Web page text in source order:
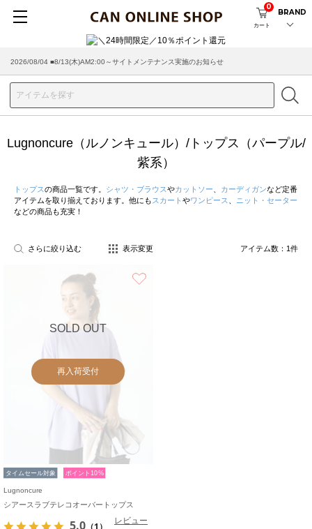
カート
0
BRAND
2026/08/04 ■8/13(木)AM2:00～サイトメンテナンス実施のお知らせ
Lugnoncure（ルノンキュール）/トップス（パープル/
紫系）
トップスの商品一覧です。 シャツ・ブラウスやカットソー カーディガンなど定番
アイテムを取り揃えております。他にも スカート やワンピース
ニット・セーター
などの商品も充実！
さらに絞り込む 表示変更 アイテム数： 1件
SOLD OUT
再入荷受付
タイムセール対象 ポイント10%
Lugnoncure
シアースラブテレコオーバートップス
5.0
レビュー